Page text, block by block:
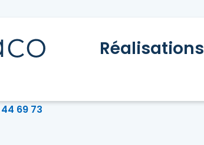
Réalisations
69 73